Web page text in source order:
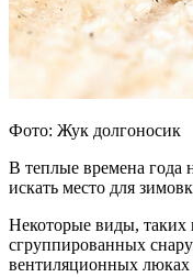
Фото: Жук долгоносик
В теплые времена года
искать место для
Некоторые виды, таких
сгруппированных
вентиляционных люках